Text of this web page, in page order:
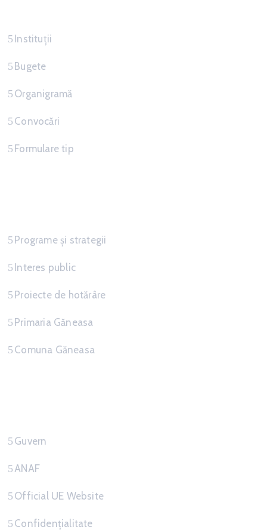
Instituții
Bugete
Organigramă
Convocări
Formulare tip
Programe și strategii
Interes public
Proiecte de hotărâre
Primaria Găneasa
Comuna Găneasa
Guvern
ANAF
Official UE Website
Confidențialitate